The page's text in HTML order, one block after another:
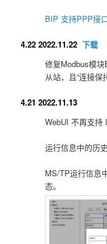
BIP 支持PPP接
4.22 2022.11.22下载
修复Modbus模
从站，且“连接保
4.21 2022.11.13
WebUI 不再支持
运行信息中的历
MS/TP运行信息
态。